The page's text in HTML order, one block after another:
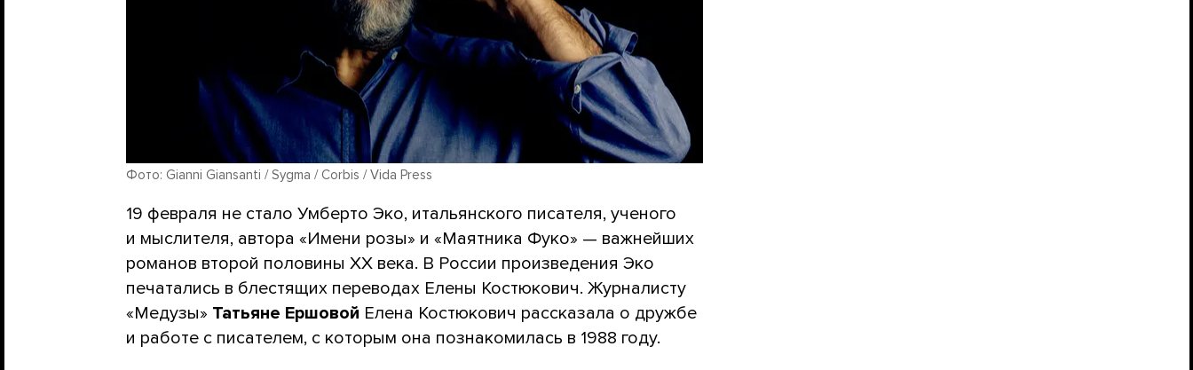
Фото: Gianni Giansanti / Sygma / Corbis / Vida Press
19 февраля не стало Умберто Эко, итальянского писателя, ученого
и мыслителя, автора «Имени розы» и «Маятника Фуко» — важнейших
романов второй половины XX века. В России произведения Эко
печатались в блестящих переводах Елены Костюкович. Журналисту
«Медузы» Татьяне Ершовой Елена Костюкович рассказала о дружбе
и работе с писателем, с которым она познакомилась в 1988 году.